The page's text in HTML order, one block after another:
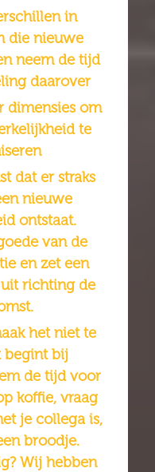
in
die nieuwe
neem de tijd
daarover
dimensies om
te
dat er straks
nieuwe
ontstaat.
van de
en zet een
richting de
het niet te
begint bij
de tijd voor
koffie, vraag
je collega is,
broodje.
Wij hebben